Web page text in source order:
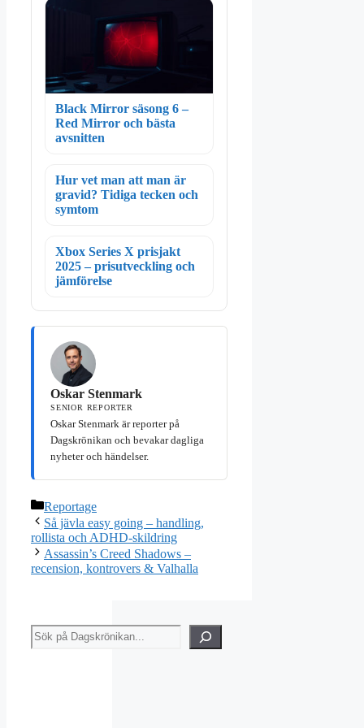
Black Mirror säsong 6 –
Red Mirror och bästa
avsnitten
Hur vet man att man är
gravid? Tidiga tecken och
symtom
Xbox Series X prisjakt
2025 – prisutveckling och
jämförelse
Oskar Stenmark
SENIOR REPORTER
Oskar Stenmark är reporter på
Dagskrönikan och bevakar dagliga
nyheter och händelser.
Kategorier
Reportage
Så jävla easy going – handling,
rollista och ADHD-skildring
Assassin’s Creed Shadows –
recension, kontrovers & Valhalla
Sök